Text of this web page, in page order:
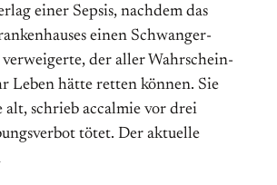
einer Sepsis, nachdem das
einen Schwanger­
ver­wei­gerte, der aller Wahr­schein­
Leben hätte retten können. Sie
alt, schrieb accalmie vor drei
tötet. Der aktuelle